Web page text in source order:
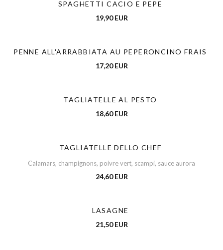
SPAGHETTI CACIO E PEPE
19,90 EUR
PENNE ALL'ARRABBIATA AU PEPERONCINO FRAIS
17,20 EUR
TAGLIATELLE AL PESTO
18,60 EUR
TAGLIATELLE DELLO CHEF
Calamars, champignons, poivre vert, scampi, sauce aurora
24,60 EUR
LASAGNE
21,50 EUR